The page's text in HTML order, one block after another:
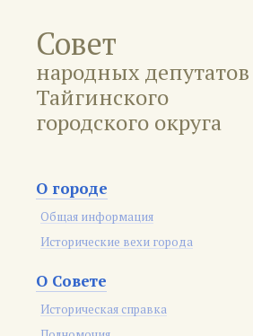
Совет
народных депутатов
Тайгинского
городского округа
О городе
Общая информация
Исторические вехи города
О Совете
Историческая справка